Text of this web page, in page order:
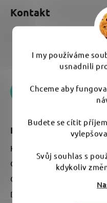
I my používáme
usnadnili
Chceme aby
Budete se cítit
Svůj souhlas s
kdykoliv
Kontakt
+420 776 170 751
Informace pro vás
Kontakty
O nás - kdo je UMYEM?
Obchodní podmínky
Doprava a platba